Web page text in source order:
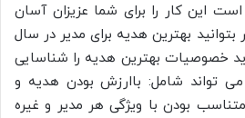
است این کار را برای شما عزیزان آسان
بهترین هدیه برای مدیر در سال
باید خصوصیات بهترین هدیه را شناسایی
تواند شامل: باارزش بودن هدیه و
بودن با ویژگی هر مدیر و غیره